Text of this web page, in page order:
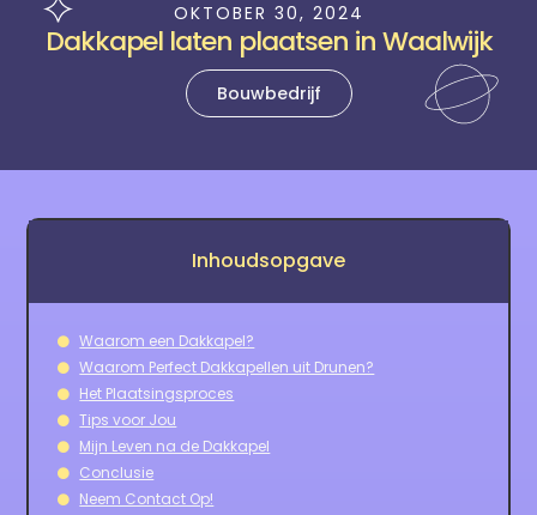
OKTOBER 30, 2024
Dakkapel laten plaatsen in Waalwijk
Bouwbedrijf
Inhoudsopgave
Waarom een Dakkapel?
Waarom Perfect Dakkapellen uit Drunen?
Het Plaatsingsproces
Tips voor Jou
Mijn Leven na de Dakkapel
Conclusie
Neem Contact Op!